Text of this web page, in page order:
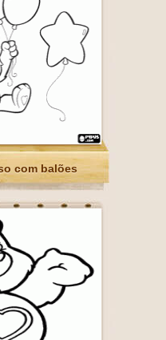
com balões